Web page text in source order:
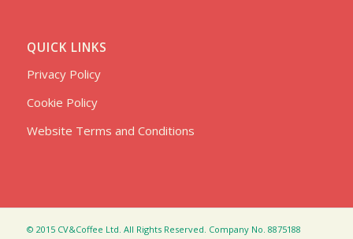
QUICK LINKS
Privacy Policy
Cookie Policy
Website Terms and Conditions
© 2015 CV&Coffee Ltd. All Rights Reserved. Company No. 8875188